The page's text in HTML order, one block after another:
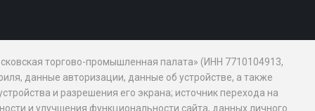
торгово-промышленная палата» (ИНН 7710104913,
данные авторизации, данные об устройстве, а также
и разрешения его экрана; источник перехода на
и улучшения функциональности сайта, данных личного